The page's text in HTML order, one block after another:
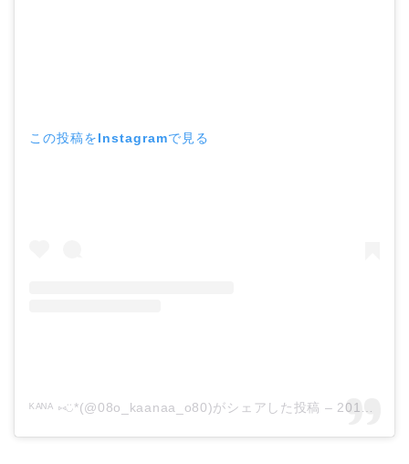
この投稿をInstagramで見る
ᴷᴬᴺᴬ ⑅︎◡̈︎*(@08o_kaanaa_o80)がシェアした投稿 – 2019年12月月16日午前6時38分PST